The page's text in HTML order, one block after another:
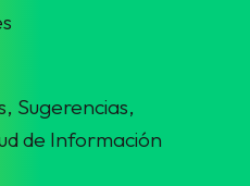
Sugerencias,
de Información